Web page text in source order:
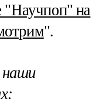
"Научпоп" на
".
наши